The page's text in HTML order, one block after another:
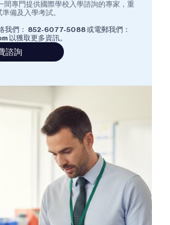
專門提供國際學校入學諮詢的專家，重
備及入學考試。
我們： 852-6077-5088
以獲取更多資訊。
諮詢